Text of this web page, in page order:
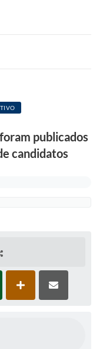
publicados
candidatos